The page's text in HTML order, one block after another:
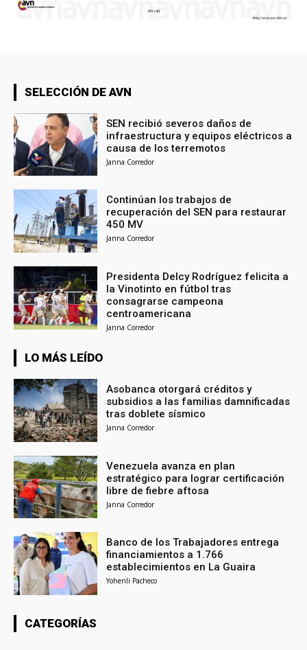
SELECCIÓN DE AVN
SEN recibió severos daños de
infraestructura y equipos eléctricos a
causa de los terremotos
Janna Corredor
Continúan los trabajos de
recuperación del SEN para restaurar
450 MV
Janna Corredor
Presidenta Delcy Rodríguez felicita a
la Vinotinto en fútbol tras
consagrarse campeona
centroamericana
Janna Corredor
LO MÁS LEÍDO
Asobanca otorgará créditos y
subsidios a las familias damnificadas
tras doblete sísmico
Janna Corredor
Venezuela avanza en plan
estratégico para lograr certificación
libre de fiebre aftosa
Janna Corredor
Banco de los Trabajadores entrega
financiamientos a 1.766
establecimientos en La Guaira
Yohenli Pacheco
CATEGORÍAS